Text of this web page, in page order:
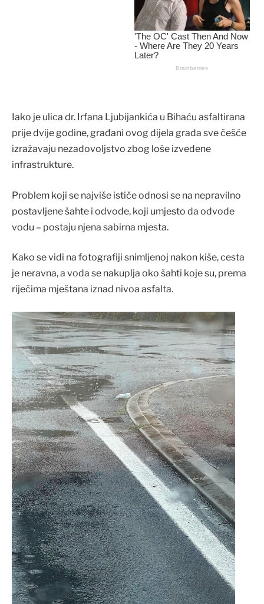
Iako je ulica dr. Irfana Ljubijankića u Bihaću asfaltirana
prije dvije godine, građani ovog dijela grada sve češće
izražavaju nezadovoljstvo zbog loše izvedene
infrastrukture.
Problem koji se najviše ističe odnosi se na nepravilno
postavljene šahte i odvode, koji umjesto da odvode
vodu – postaju njena sabirna mjesta.
Kako se vidi na fotografiji snimljenoj nakon kiše, cesta
je neravna, a voda se nakuplja oko šahti koje su, prema
riječima mještana iznad nivoa asfalta.